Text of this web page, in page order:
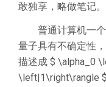
敢独享，略做笔记。
普通计算机一个
量子具有不确定性
描述成 $ \alpha_0
\left|1\right\rangle